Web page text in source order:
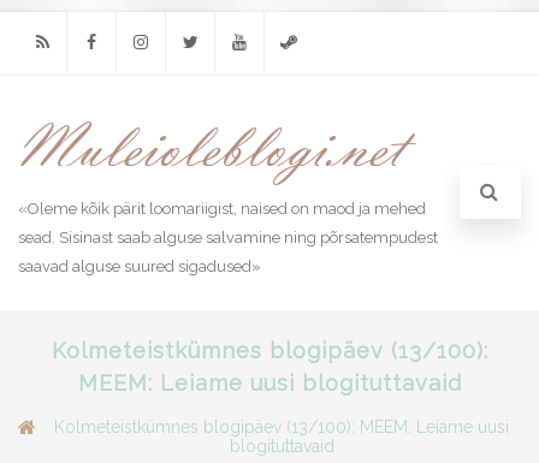
«Oleme kõik pärit loomariigist, naised on maod ja mehed
sead. Sisinast saab alguse salvamine ning põrsatempudest
saavad alguse suured sigadused»
Kolmeteistkümnes blogipäev (13/100):
MEEM: Leiame uusi blogituttavaid
Kolmeteistkümnes blogipäev (13/100): MEEM: Leiame uusi
blogituttavaid